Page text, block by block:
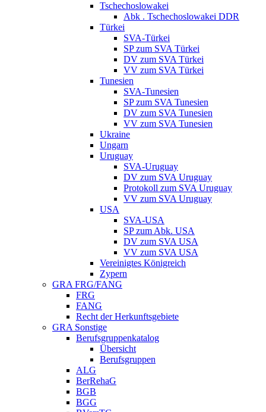
Tschechoslowakei
Abk . Tschechoslowakei DDR
Türkei
SVA-Türkei
SP zum SVA Türkei
DV zum SVA Türkei
VV zum SVA Türkei
Tunesien
SVA-Tunesien
SP zum SVA Tunesien
DV zum SVA Tunesien
VV zum SVA Tunesien
Ukraine
Ungarn
Uruguay
SVA-Uruguay
DV zum SVA Uruguay
Protokoll zum SVA Uruguay
VV zum SVA Uruguay
USA
SVA-USA
SP zum Abk. USA
DV zum SVA USA
VV zum SVA USA
Vereinigtes Königreich
Zypern
GRA FRG/FANG
FRG
FANG
Recht der Herkunftsgebiete
GRA Sonstige
Berufsgruppenkatalog
Übersicht
Berufsgruppen
ALG
BerRehaG
BGB
BGG